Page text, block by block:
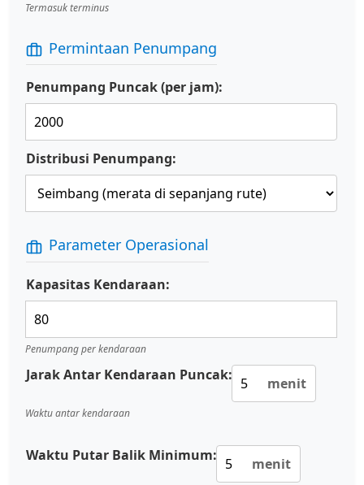
Termasuk terminus
Permintaan Penumpang
Penumpang Puncak (per jam):
Distribusi Penumpang:
Parameter Operasional
Kapasitas Kendaraan:
Penumpang per kendaraan
Jarak Antar Kendaraan Puncak: menit
Waktu antar kendaraan
Waktu Putar Balik Minimum: menit